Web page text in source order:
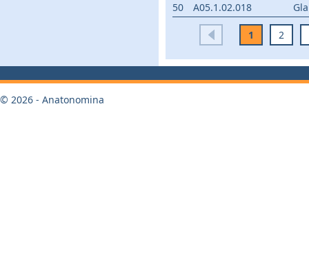
50
A05.1.02.018
1 2
© 2026 - Anatonomina